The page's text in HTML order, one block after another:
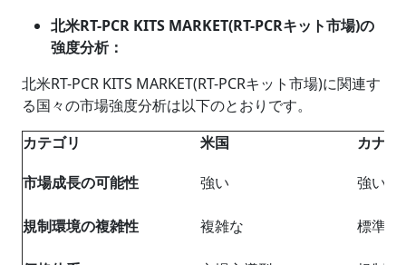
北米RT-PCR KITS MARKET(RT-PCRキット市場)の
強度分析：
北米RT-PCR KITS MARKET(RT-PCRキット市場)に関連す
る国々の市場強度分析は以下のとおりです。
カテゴリ
米国
カナダ
市場成長の可能性
強い 強い
規制環境の複雑性 複雑な 標準